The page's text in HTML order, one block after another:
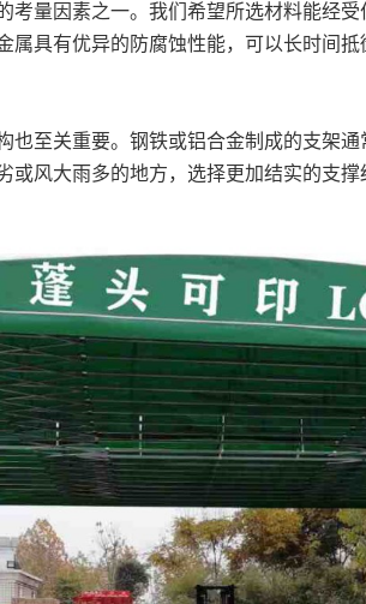
量因素之一。我们希望所选材料能经
属具有优异的防腐蚀性能，可以长时间
至关重要。钢铁或铝合金制成的支架
风大雨多的地方，选择更加结实的支撑